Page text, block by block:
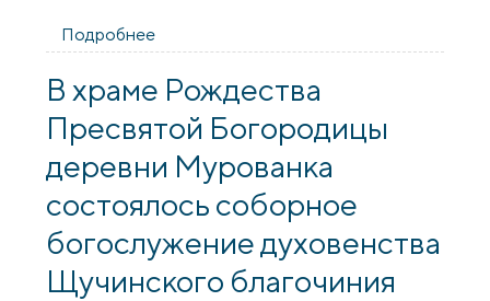
Подробнее
Щучинского благочиния в деревне
Мурованка
В храме Рождества
Пресвятой Богородицы
деревни Мурованка
состоялось соборное
богослужение духовенства
Щучинского благочиния